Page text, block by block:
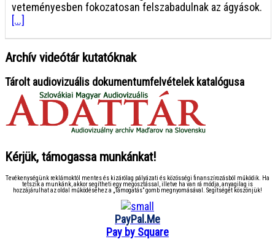
veteményesben fokozatosan felszabadulnak az ágyások.
[...]
Archív videótár kutatóknak
Tárolt audiovizuális dokumentumfelvételek katalógusa
Kérjük, támogassa munkánkat!
Tevékenységünk reklámoktól mentes és kizárólag pályázati és közösségi finanszírozásból működik. Ha
tetszik a munkánk, akkor segítheti egy megosztással, illetve ha van rá módja, anyagilag is
hozzájárulhat az oldal működéséhez a „Támogatás” gomb megnyomásával. Segítségét köszönjük!
PayPal.Me
Pay by Square